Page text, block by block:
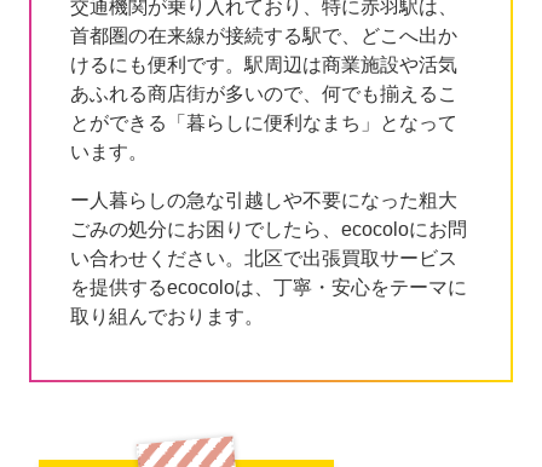
交通機関が乗り入れており、特に赤羽駅は、
首都圏の在来線が接続する駅で、どこへ出か
けるにも便利です。駅周辺は商業施設や活気
あふれる商店街が多いので、何でも揃えるこ
とができる「暮らしに便利なまち」となって
います。
ー人暮らしの急な引越しや不要になった粗大
ごみの処分にお困りでしたら、ecocoloにお問
い合わせください。北区で出張買取サービス
を提供するecocoloは、丁寧・安心をテーマに
取り組んでおります。